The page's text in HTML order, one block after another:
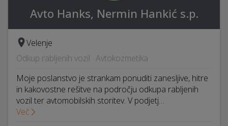
Avto Hanks, Nermin Hankić s.p.
Velenje
Odkup rabljenih vozil · Avtokozmetika
Moje poslanstvo je strankam ponuditi zanesljive, hitre
in kakovostne rešitve na področju odkupa rabljenih
vozil ter avtomobilskih storitev. V podjetj…
Več